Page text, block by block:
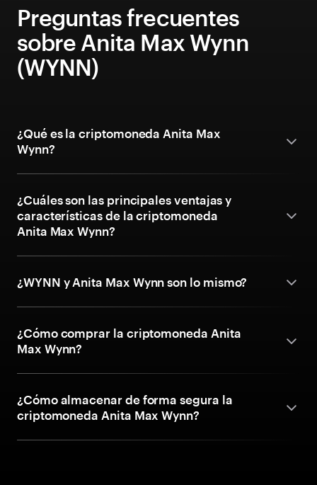
Preguntas frecuentes
sobre Anita Max Wynn
(WYNN)
¿Qué es la criptomoneda Anita Max
Wynn?
¿Cuáles son las principales ventajas y
características de la criptomoneda
Anita Max Wynn?
¿WYNN y Anita Max Wynn son lo mismo?
¿Cómo comprar la criptomoneda Anita
Max Wynn?
¿Cómo almacenar de forma segura la
criptomoneda Anita Max Wynn?